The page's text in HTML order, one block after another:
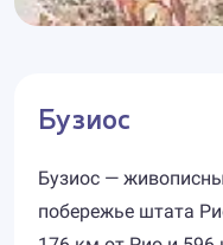
Бузиос
Бузиос —
побережье штата